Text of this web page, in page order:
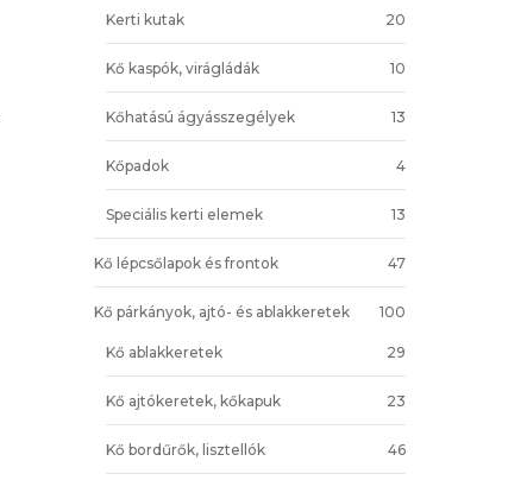
Kerti kutak 20
Kő kaspók, virágládák 10
Kőhatású ágyásszegélyek 13
Kőpadok 4
Speciális kerti elemek 13
Kő lépcsőlapok és frontok 47
Kő párkányok, ajtó- és ablakkeretek 100
Kő ablakkeretek 29
Kő ajtókeretek, kőkapuk 23
Kő bordűrők, lisztellók 46